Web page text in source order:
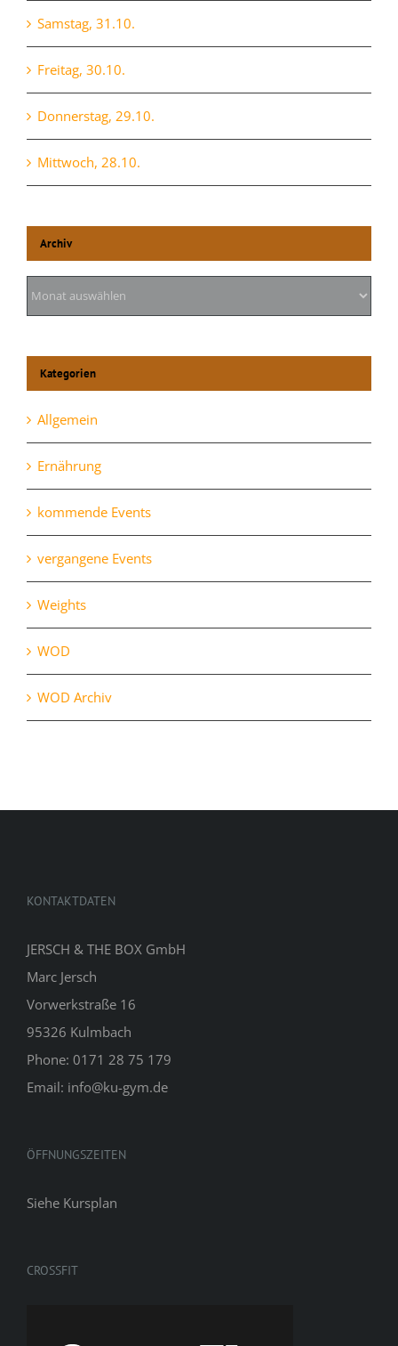
Samstag, 31.10.
Freitag, 30.10.
Donnerstag, 29.10.
Mittwoch, 28.10.
Archiv
Archiv
Kategorien
Allgemein
Ernährung
kommende Events
vergangene Events
Weights
WOD
WOD Archiv
KONTAKTDATEN
JERSCH & THE BOX GmbH
Marc Jersch
Vorwerkstraße 16
95326 Kulmbach
Phone: 0171 28 75 179
Email: info@ku-gym.de
ÖFFNUNGSZEITEN
Siehe Kursplan
CROSSFIT